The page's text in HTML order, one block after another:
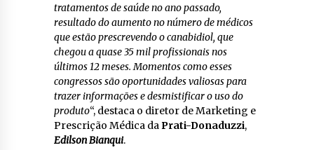
tratamentos de saúde no ano passado,
resultado do aumento no número de médicos
que estão prescrevendo o canabidiol, que
chegou a quase 35 mil profissionais nos
últimos 12 meses. Momentos como esses
congressos são oportunidades valiosas para
trazer informações e desmistificar o uso do
produto“, destaca o diretor de Marketing e
Prescrição Médica daPrati-Donaduzzi,
Edilson Bianqui.